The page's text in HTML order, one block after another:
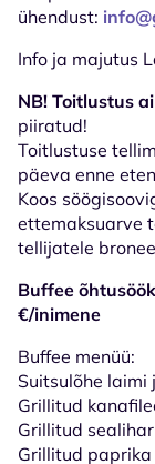
ühendust:
Info ja majutus
NB! Toitlustus
piiratud!
Toitlustuse
päeva enne
Koos
ettemaksuarve
tellijatele
Buffee
€/inimene
Buffee menüü:
Suitsulõhe
Grillitud
Grillitud
Grillitud